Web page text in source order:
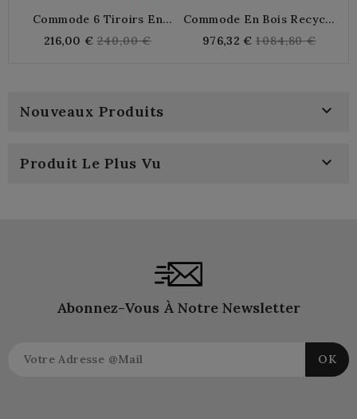
Commode 6 Tiroirs En
216,00 € Regular
240,00 €
Commode En Bois Recyclé
976,32 € Regular
1 084,80 €
Nouveaux Produits 
Produit Le Plus Vu 
Abonnez-Vous À Notre Newsletter